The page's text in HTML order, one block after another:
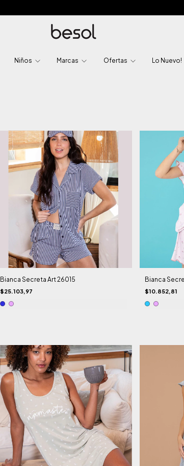
Niños Marcas Ofertas Lo Nuevo!
Bianca Secreta Art 26015
$25.103,97
Bianca
$10.852,81